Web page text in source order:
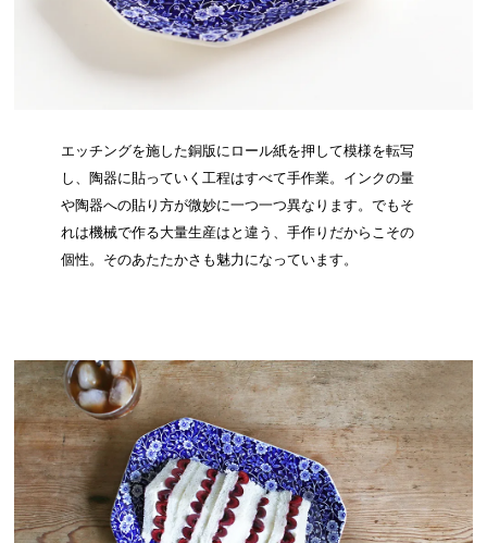
エッチングを施した銅版にロール紙を押して模様を転写
し、陶器に貼っていく工程はすべて手作業。インクの量
や陶器への貼り方が微妙に一つ一つ異なります。でもそ
れは機械で作る大量生産はと違う、手作りだからこその
個性。そのあたたかさも魅力になっています。